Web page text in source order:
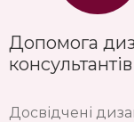
Допомога
консультантів
Досвідчені